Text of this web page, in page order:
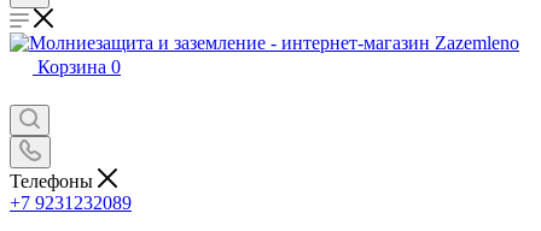
Корзина 0
Телефоны
+7 9231232089